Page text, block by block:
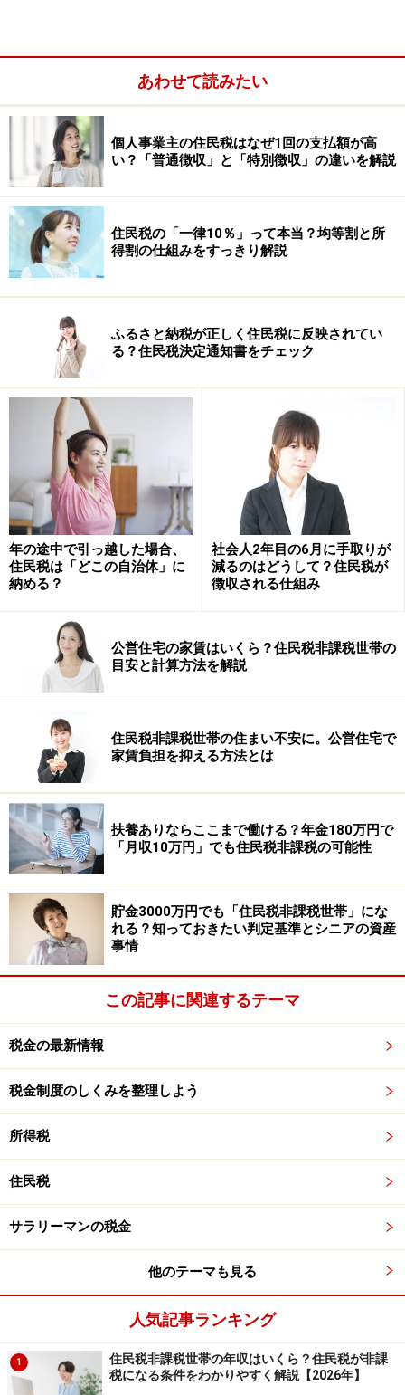
合に1年あたりの増加額が大きくなることについてであ
の考えによるものです。
具体的な見直し案は？
現時点で具体的な見直し案は公表されていません。しか
し、もし仮に勤続年数20年以下も20年超えの場合も退職
所得控除の計算式は変わらないとされた場合、あと1～2
いるものの社内で昇進の見込みがない方などにとって
は、転職を躊躇する理由がなくなり、より条件のよい会
社を選ぶことや、新しい分野でご自身の可能性を試すこ
とへの後押しになります。
退職所得控除見直しの背景は？
退職所得控除の見直しの背景には、岸田総理の進める
「新しい資本主義」構想があります。そのグランドデザ
インの中には「成長分野への労働移動の円滑化」が大き
く掲げられており、その中の一項目が「退職所得課税制
同項目の中に「退職所得控除の見直し」に関する記載が
あり、その部分のみに目が行きがちですが「iDeCo（個
人型確定拠出年金）の上限額引き上げ」など、実はプラ
スになりそうな要素もセットで記載されています。
他にも「失業給付制度の見直し」「自己都合退職に対す
る障壁の除去」「求人・求職・キャリアアップに関する
官民情報の共有化」「副業・兼業の奨励」「非正規雇用
労働者等への支援」「厚生労働省関係の情報インフラ整
備」がそれぞれ項目として挙げられており、マイナス要
素だけが記載されているわけではありません。
日本型の終身雇用制度が崩れている中、「法的に転職し
動するよう促すことで、日本経済の活性化につなげた
い」との思いが、グランドデザインからは読み取れま
まとめ
れているのか、また見直されるとどうなるのかについて
解説してみました。
現時点では「退職所得控除を見直す」との方向性が出て
いるのみであり、具体的な見直し案については何も言及
とるのか注視していく必要がありそうです。
＊文中では触れませんでしたが、退職金にかかる所得税
あわせて読みたい
個人事業主の住民税はなぜ1回の支払額が高
い？「普通徴収」と「特別徴収」の違いを解説
住民税の「一律10％」って本当？均等割と所
得割の仕組みをすっきり解説
ふるさと納税が正しく住民税に反映されてい
る？住民税決定通知書をチェック
年の途中で引っ越した場合、
住民税は「どこの自治体」に
納める？
社会人2年目の6月に手取りが
減るのはどうして？住民税が
徴収される仕組み
公営住宅の家賃はいくら？住民税非課税世帯の
目安と計算方法を解説
住民税非課税世帯の住まい不安に。公営住宅で
家賃負担を抑える方法とは
扶養ありならここまで働ける？年金180万円で
「月収10万円」でも住民税非課税の可能性
貯金3000万円でも「住民税非課税世帯」にな
れる？知っておきたい判定基準とシニアの資産
事情
この記事に関連するテーマ
税金の最新情報
税金制度のしくみを整理しよう
所得税
住民税
サラリーマンの税金
他のテーマも見る
人気記事ランキング
1
住民税非課税世帯の年収はいくら？住民税が非課
税になる条件をわかりやすく解説【2026年】